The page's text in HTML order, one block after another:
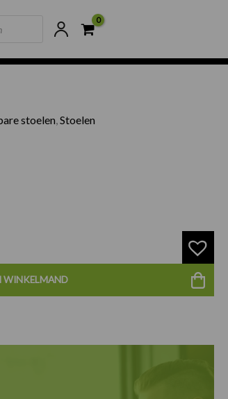
Scherpste prijzen van NL
stoelen,Stoelen
WINKELMAND